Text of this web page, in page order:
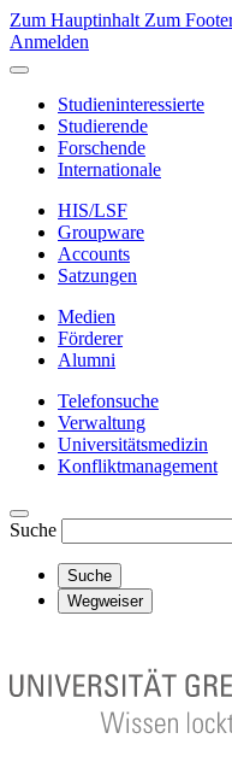
Zum Hauptinhalt Zum
Anmelden
Studieninteressierte
Studierende
Forschende
Internationale
HIS/LSF
Groupware
Accounts
Satzungen
Medien
Förderer
Alumni
Telefonsuche
Verwaltung
Universitätsmedizin
Konfliktmanagement
Suche
Suche
Wegweiser